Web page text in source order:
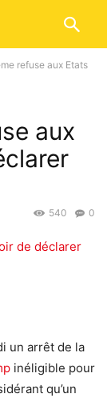
refuse aux Etats
aux
0
540
un arrêt de la
inéligible pour
qu’un